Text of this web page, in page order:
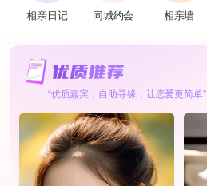
相亲日记 同城约会 相亲墙
“优质嘉宾，自助寻缘，让恋爱更简单”